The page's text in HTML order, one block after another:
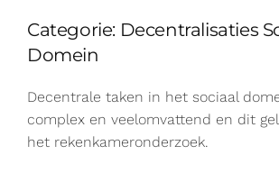
Categorie: Decentralisaties
Domein
Decentrale taken in het sociaal
complex en veelomvattend en dit
het rekenkameronderzoek.